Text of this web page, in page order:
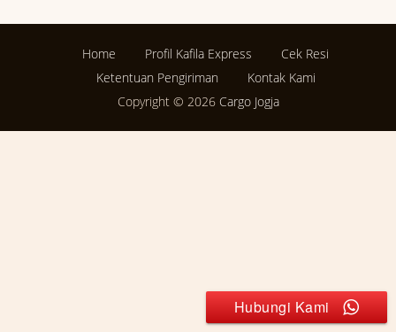
Home Profil Kafila Express
Cek Resi
Ketentuan Pengiriman
Kontak Kami
Copyright © 2026 Cargo Jogja
Hubungi Kami